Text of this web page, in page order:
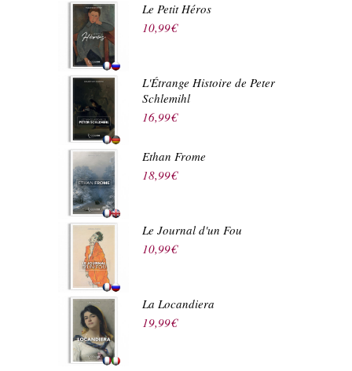
Le Petit Héros
10,99€
L'Étrange Histoire de Peter
Schlemihl
16,99€
Ethan Frome
18,99€
Le Journal d'un Fou
10,99€
La Locandiera
19,99€